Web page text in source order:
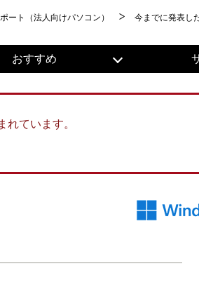
ート（法人向けパソコン） 今までに発表し
おすすめ
ています。